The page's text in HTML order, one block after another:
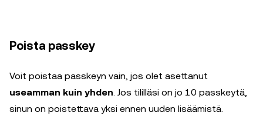
Poista passkey
Voit poistaa passkeyn vain, jos olet asettanut
useamman kuin yhden. Jos tililläsi on jo 10 passkeytä,
sinun on poistettava yksi ennen uuden lisäämistä.